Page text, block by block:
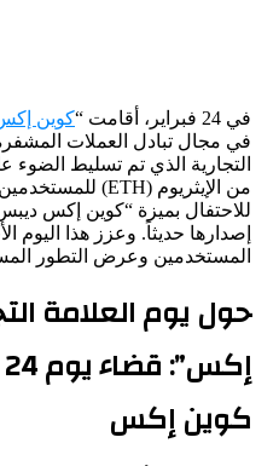
في 24 فبراير، أقامت “ كوين
في مجال تبادل العملات
إصدارها حديثاً. وعزز هذا اليوم
المستخدمين وعرض التطور
حول يوم العلامة
كوين إكس